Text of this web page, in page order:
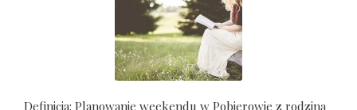
Definicja: Planowanie weekendu w Pobierowie z rodziną